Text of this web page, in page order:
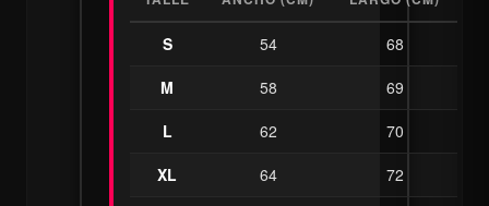
S 54
68
M
58
69
L
62
70
XL
64
72